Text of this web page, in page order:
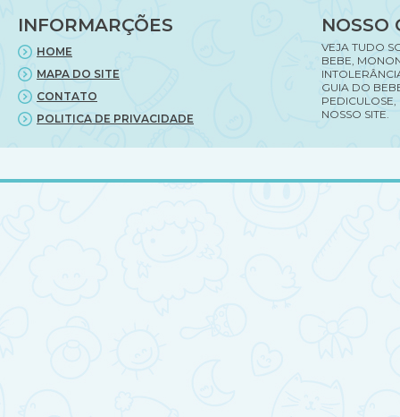
INFORMARÇÕES
HOME
MAPA DO SITE
CONTATO
POLITICA DE PRIVACIDADE
NOSSO
VEJA TUDO
BEBE,
GUIA DO
PEDICULOSE,
NOSSO SITE.